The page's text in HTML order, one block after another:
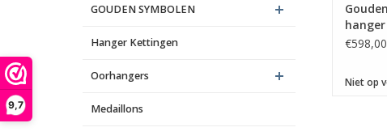
9,7
GOUDEN SYMBOLEN
Hanger Kettingen
Oorhangers
Medaillons
hanger
€598,00
Niet op